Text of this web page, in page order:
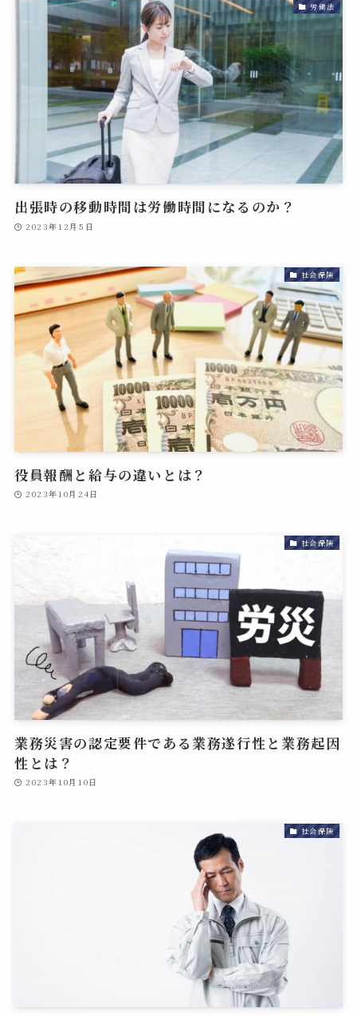
労働法
出張時の移動時間は労働時間になるのか？
2023年12月5日
社会保険
役員報酬と給与の違いとは？
2023年10月24日
社会保険
業務災害の認定要件である業務遂行性と業務起因
性とは？
2023年10月10日
社会保険